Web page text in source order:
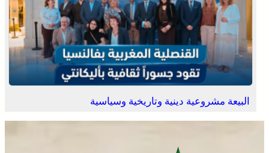
البيعة مشروعية دينية وتاريخية وسياسية